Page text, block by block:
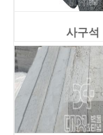
사구석